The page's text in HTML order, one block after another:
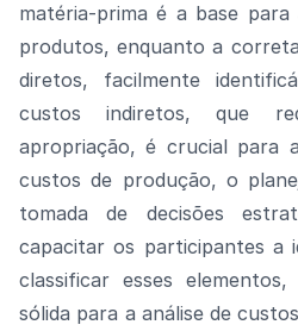
matéria-prima é a base
produtos, enquanto a
diretos, facilmente
custos indiretos, que
apropriação, é crucial para
custos de produção, o
tomada de decisões
capacitar os participantes a
classificar esses
sólida para a análise de